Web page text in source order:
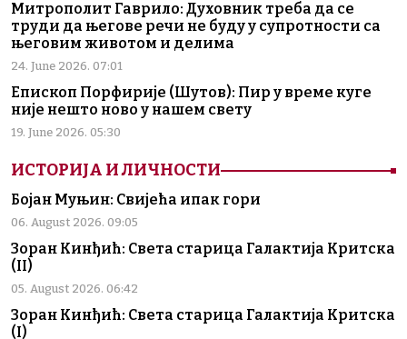
Митрополит Гаврило: Духовник треба да се
труди да његове речи не буду у супротности са
његовим животом и делима
24. June 2026. 07:01
Епископ Порфирије (Шутов): Пир у време куге
није нешто ново у нашем свету
19. June 2026. 05:30
ИСТОРИЈА И ЛИЧНОСТИ
Бојан Муњин: Свијећа ипак гори
06. August 2026. 09:05
Зоран Кинђић: Света старица Галактија Критска
(II)
05. August 2026. 06:42
Зоран Кинђић: Света старица Галактија Критска
(I)